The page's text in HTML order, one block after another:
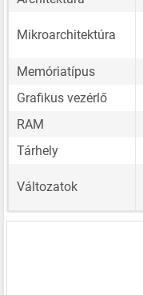
Mikroarchitektúra
Memóriatípus
Grafikus vezérlő
RAM
Tárhely
Változatok